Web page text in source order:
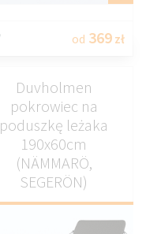
od 369 zł
Duvholmen
pokrowiec na
poduszkę leżaka
190x60cm
(NÄMMARÖ,
SEGERÖN)